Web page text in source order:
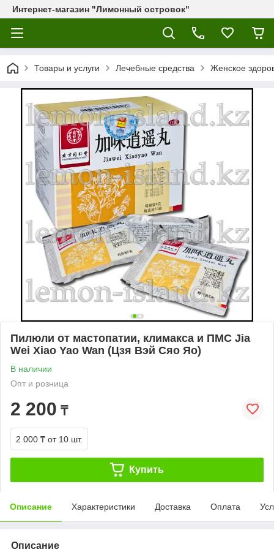
Интернет-магазин "Лимонный островок"
Товары и услуги Лечебные средства Женское
Пилюли от мастопатии, климакса и ПМС Jia
Wei Xiao Yao Wan (Цзя Вэй Сяо Яо)
В наличии
Опт и розница
2 200 ₸
2 000 ₸ от 10 шт.
Купить
Описание Характеристики Доставка Оплата
Описание